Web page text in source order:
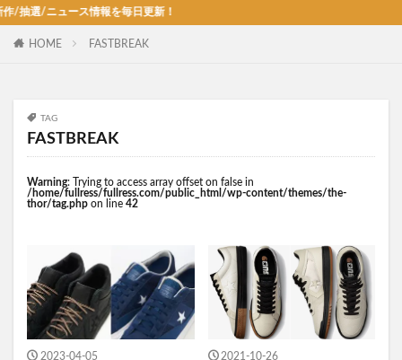
ニュース情報を毎日更新！
HOME FASTBREAK
TAG
FASTBREAK
Warning: Trying to access array offset on false in
/home/fullress/fullress.com/public_html/wp-content/themes/the-
thor/tag.php on line 42
2023-04-05 2021-10-26